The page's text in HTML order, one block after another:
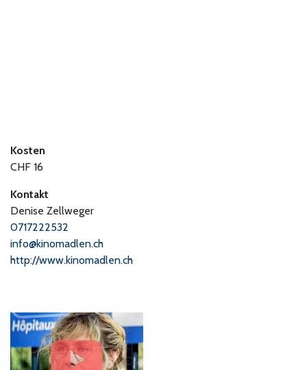
Kosten
CHF 16
Kontakt
Denise Zellweger
0717222532
info@kinomadlen.ch
http://www.kinomadlen.ch